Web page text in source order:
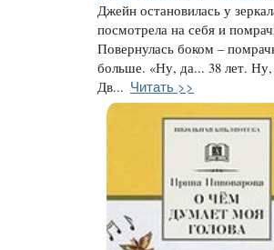
Джейн остановилась у
посмотрела на себя и
Повернулась боком –
больше. «Ну, да... 38 лет. Ну,
Дв... Читать >>